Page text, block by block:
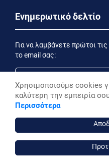
Ενημερωτικό δελτίο
Για να λαμβάνετε πρώτοι
το email σας:
Εγγραφή
Έχοντας ενημερωθεί από
επιθυμώ να λαμβάνω
Powered by
Χρησιμοποιούμε cookies
καλύτερη την εμπειρία
Περισσότερα